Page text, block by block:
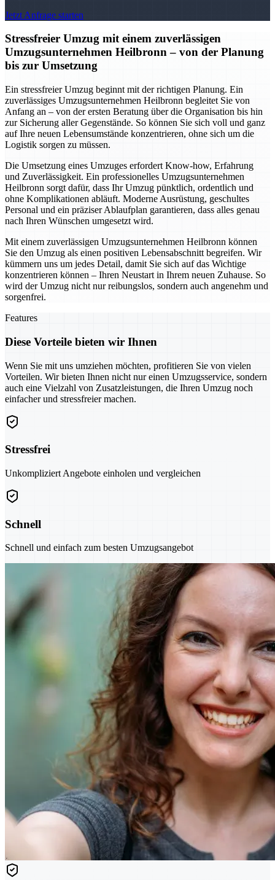
Jetzt Anfrage starten
Stressfreier Umzug mit einem zuverlässigen
Umzugsunternehmen Heilbronn – von der Planung
bis zur Umsetzung
Ein stressfreier Umzug beginnt mit der richtigen Planung. Ein
zuverlässiges Umzugsunternehmen Heilbronn begleitet Sie von
Anfang an – von der ersten Beratung über die Organisation bis hin
zur Sicherung aller Gegenstände. So können Sie sich voll und ganz
auf Ihre neuen Lebensumstände konzentrieren, ohne sich um die
Logistik sorgen zu müssen.
Die Umsetzung eines Umzuges erfordert Know-how, Erfahrung
und Zuverlässigkeit. Ein professionelles Umzugsunternehmen
Heilbronn sorgt dafür, dass Ihr Umzug pünktlich, ordentlich und
ohne Komplikationen abläuft. Moderne Ausrüstung, geschultes
Personal und ein präziser Ablaufplan garantieren, dass alles genau
nach Ihren Wünschen umgesetzt wird.
Mit einem zuverlässigen Umzugsunternehmen Heilbronn können
Sie den Umzug als einen positiven Lebensabschnitt begreifen. Wir
kümmern uns um jedes Detail, damit Sie sich auf das Wichtige
konzentrieren können – Ihren Neustart in Ihrem neuen Zuhause. So
wird der Umzug nicht nur reibungslos, sondern auch angenehm und
sorgenfrei.
Features
Diese Vorteile bieten wir Ihnen
Wenn Sie mit uns umziehen möchten, profitieren Sie von vielen
Vorteilen. Wir bieten Ihnen nicht nur einen Umzugsservice, sondern
auch eine Vielzahl von Zusatzleistungen, die Ihren Umzug noch
einfacher und stressfreier machen.
Stressfrei
Unkompliziert Angebote einholen und vergleichen
Schnell
Schnell und einfach zum besten Umzugsangebot